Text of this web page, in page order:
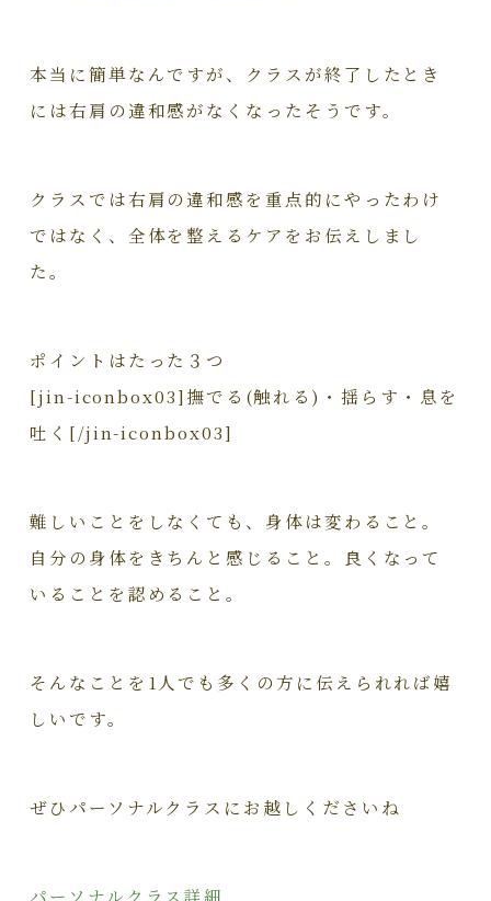
本当に簡単なんですが、クラスが終了したとき
には右肩の違和感がなくなったそうです。
クラスでは右肩の違和感を重点的にやったわけ
ではなく、全体を整えるケアをお伝えしまし
た。
ポイントはたった３つ
[jin-iconbox03]撫でる(触れる)・揺らす・息を
吐く[/jin-iconbox03]
難しいことをしなくても、身体は変わること。
自分の身体をきちんと感じること。良くなって
いることを認めること。
そんなことを1人でも多くの方に伝えられれば嬉
しいです。
ぜひパーソナルクラスにお越しくださいね
パーソナルクラス詳細